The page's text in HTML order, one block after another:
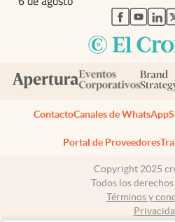
abre en
abre
ContactoCanales de WhatsApp
Portal de Proveedores
Copyright 2025
Todos los
Términos y